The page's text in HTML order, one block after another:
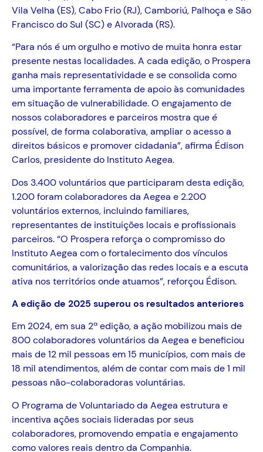
Vila Velha (ES), Cabo Frio (RJ), Camboriú, Palhoça e São
Francisco do Sul (SC) e Alvorada (RS).
“Para nós é um orgulho e motivo de muita honra estar
presente nestas localidades. A cada edição, o Prospera
ganha mais representatividade e se consolida como
uma importante ferramenta de apoio às comunidades
em situação de vulnerabilidade. O engajamento de
nossos colaboradores e parceiros mostra que é
possível, de forma colaborativa, ampliar o acesso a
direitos básicos e promover cidadania”, afirma Édison
Carlos, presidente do Instituto Aegea.
Dos 3.400 voluntários que participaram desta edição,
1.200 foram colaboradores da Aegea e 2.200
voluntários externos, incluindo familiares,
representantes de instituições locais e profissionais
parceiros. “O Prospera reforça o compromisso do
Instituto Aegea com o fortalecimento dos vínculos
comunitários, a valorização das redes locais e a escuta
ativa nos territórios onde atuamos”, reforçou Édison.
A edição de 2025 superou os resultados anteriores
Em 2024, em sua 2ª edição, a ação mobilizou mais de
800 colaboradores voluntários da Aegea e beneficiou
mais de 12 mil pessoas em 15 municípios, com mais de
18 mil atendimentos, além de contar com mais de 1 mil
pessoas não-colaboradoras voluntárias.
O Programa de Voluntariado da Aegea estrutura e
incentiva ações sociais lideradas por seus
colaboradores, promovendo empatia e engajamento
como valores reais dentro da Companhia.